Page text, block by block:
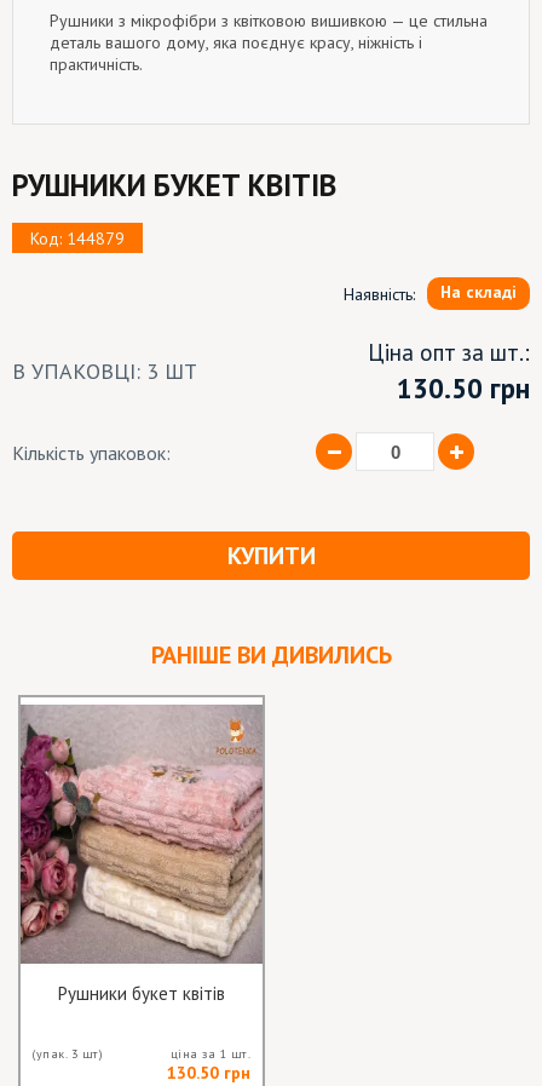
Рушники з мікрофібри з квітковою вишивкою — це стильна
деталь вашого дому, яка поєднує красу, ніжність і
практичність.
РУШНИКИ БУКЕТ КВІТІВ
Код: 144879
Наявність: На складі
В УПАКОВЦІ: 3 ШТ
Ціна опт за шт.:
130.50 грн
Кількість упаковок:
КУПИТИ
РАНІШЕ ВИ ДИВИЛИСЬ
Рушники букет квітів
(упак. 3 шт) ціна за 1 шт.
130.50 грн